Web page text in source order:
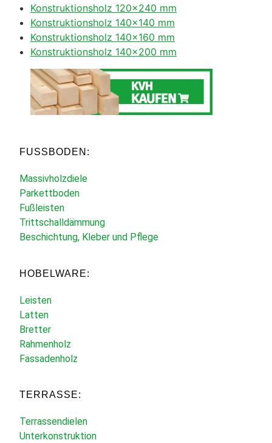
Konstruktionsholz 120×240 mm
Konstruktionsholz 140×140 mm
Konstruktionsholz 140×160 mm
Konstruktionsholz 140×200 mm
FUSSBODEN:
Massivholzdiele
Parkettboden
Fußleisten
Trittschalldämmung
Beschichtung, Kleber und Pflege
HOBELWARE:
Leisten
Latten
Bretter
Rahmenholz
Fassadenholz
TERRASSE:
Terrassendielen
Unterkonstruktion